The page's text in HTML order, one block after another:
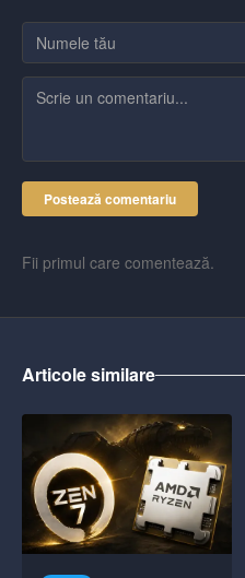
Postează comentariu
Fii primul care comentează.
Articole similare